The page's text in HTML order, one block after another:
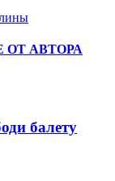
ОТ АВТОРА
балету